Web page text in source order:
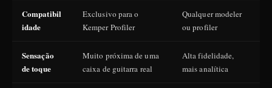
Compatibil
idade
Exclusivo para o
Kemper Profiler
Qualquer modeler
ou profiler
Sensação
de toque
Muito próxima de uma
caixa de guitarra real
Alta fidelidade,
mais analítica